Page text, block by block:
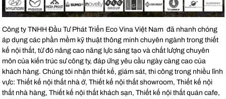
Công ty TNHH Đầu Tư Phát Triển Eco Vina Việt Nam đã nhanh chóng
áp dụng các phần mềm kỹ thuật thông minh chuyên ngành trong thiết
kế nội thất, từ đó nâng cao năng lực sáng tạo và chất lượng chuyên
môn của kiến trúc sư công ty, đáp ứng yêu cầu ngày càng cao của
khách hàng. Chúng tôi nhận thiết kế, giám sát, thi công trong nhiều lĩnh
vực: Thiết kế nội thất nhà ở, Thiết kế nội thất showroom, Thiết kế nội
thất nhà hàng, Thiết kế nội thất khách sạn, Thiết kế nội thất quán cafe,